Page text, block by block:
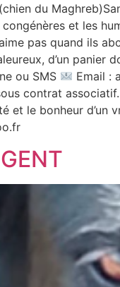
du
et les
pas quand ils
d’un panier
ou SMS
Email :
contrat
et le bonheur d’un